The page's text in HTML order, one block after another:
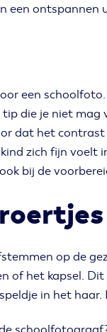
een ontspannen
een
die je niet
dat het
zich fijn
bij de
op de
of het kapsel.
in het